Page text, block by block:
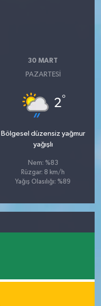
30 MART
PAZARTESI
2°
Bölgesel düzensiz yağmur
yağışlı
Nem: %83
Rüzgar: 8 km/h
Yağış Olasılığı: %89